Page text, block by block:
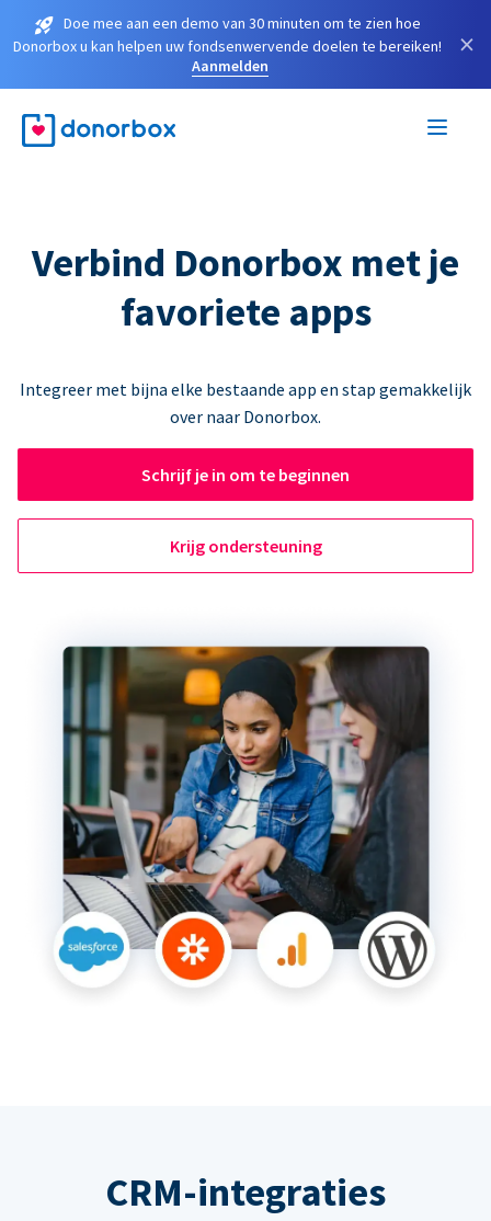
Doe mee aan een demo van 30 minuten om te zien hoe
Donorbox u kan helpen uw fondsenwervende doelen te bereiken!
Aanmelden
×
Verbind Donorbox met je
favoriete apps
Integreer met bijna elke bestaande app en stap gemakkelijk
over naar Donorbox.
Schrijf je in om te beginnen
Krijg ondersteuning
CRM-integraties